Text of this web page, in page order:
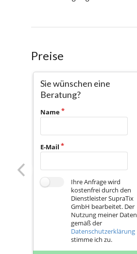
Preise
Sie wünschen eine
Beratung?
Name
E-Mail
Ihre Anfrage wird
kostenfrei durch den
Dienstleister SupraTix
GmbH bearbeitet. Der
Nutzung meiner Daten
gemäß der
Datenschutzerklärung
stimme ich zu.